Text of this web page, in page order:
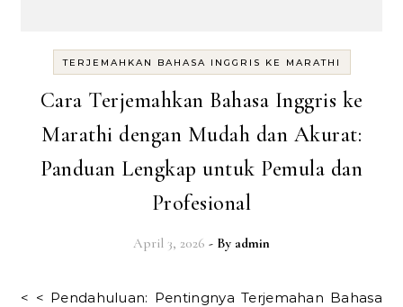
TERJEMAHKAN BAHASA INGGRIS KE MARATHI
Cara Terjemahkan Bahasa Inggris ke
Marathi dengan Mudah dan Akurat:
Panduan Lengkap untuk Pemula dan
Profesional
April 3, 2026 - By admin
< < Pendahuluan: Pentingnya Terjemahan Bahasa